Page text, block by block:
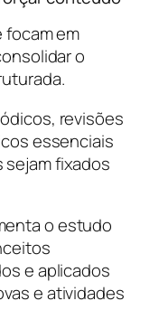
em
o
revisões
essenciais
fixados
o estudo
e aplicados
e atividades